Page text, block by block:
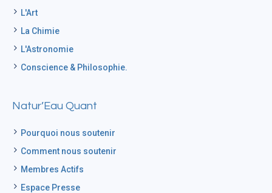
L'Art
La Chimie
L'Astronomie
Conscience & Philosophie.
Natur’Eau Quant
Pourquoi nous soutenir
Comment nous soutenir
Membres Actifs
Espace Presse